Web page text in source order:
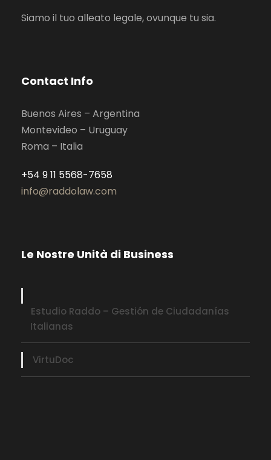
Siamo il tuo alleato legale, ovunque tu sia.
Contact Info
Buenos Aires – Argentina
Montevideo – Uruguay
Roma – Italia
+54 9 11 5568-7658
info@raddolaw.com
Le Nostre Unità di Business
Estudio Raddo – Gestión de Ciudadanías
Italianas
VirtuDoc